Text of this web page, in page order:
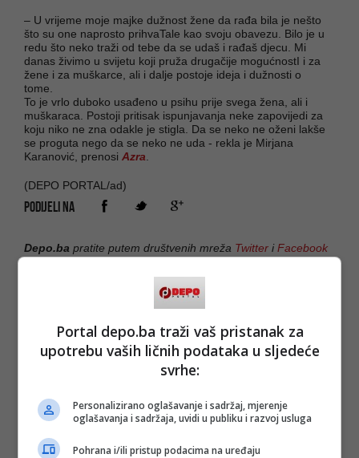
– U vrijeme moje majke dužnost žene da rađa bila je nešto
što su one naprosto prihvaTale kao svoju obavezu. Bilo je u
redu što neko traži od tebe da se udaš i rađaš djecu. Mi
danas živimo u svijetu koji pruža drugačije mogućnostI i za
žene i za muškarce, ali i dalje postoje ideja i dužnosti o
tome.
To je vrlo duboko usađeno u psihu prije svega žena, ali i
muškaraca. Postoji pritisak ispunjavanja neke zapovijedi za
koju niko ne zna odakle je stigla. Da se neko ne oženi lakše
se proguta nego da se neko ne uda - rekla je Mirjana
Karanović, prenosi Azra
(DEPO PORTAL/ad)
PODIJELI NA
Depo.ba pratite putem društvenih mreža Twitter iFacebook
Portal depo.ba traži vaš pristanak za
upotrebu vaših ličnih podataka u sljedeće
svrhe:
Personalizirano oglašavanje i sadržaj, mjerenje
oglašavanja i sadržaja, uvidi u publiku i razvoj usluga
Pohrana i/ili pristup podacima na uređaju